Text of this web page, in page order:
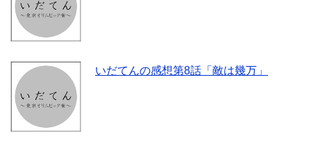
いだてんの感想第8話「敵は幾万」